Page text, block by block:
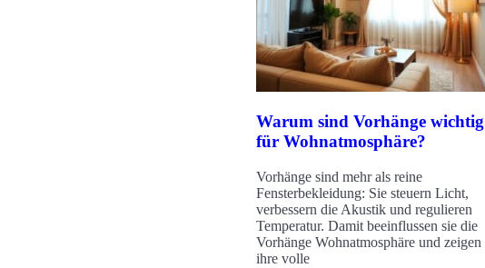
Warum sind Vorhänge wichtig
für Wohnatmosphäre?
Vorhänge sind mehr als reine
Fensterbekleidung: Sie steuern Licht,
verbessern die Akustik und regulieren
Temperatur. Damit beeinflussen sie die
Vorhänge Wohnatmosphäre und zeigen
ihre volle